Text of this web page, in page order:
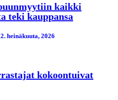
kaikki
teki kauppansa
heinäkuuta, 2026
kokoontuivat